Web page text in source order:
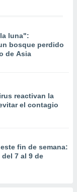
luna":
bosque perdido
de Asia
reactivan la
el contagio
fin de semana:
7 al 9 de